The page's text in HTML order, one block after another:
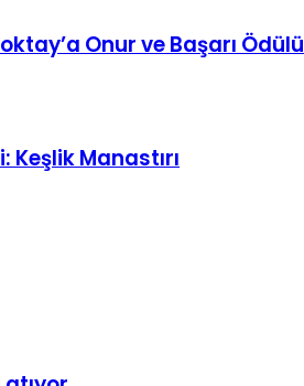
Onur ve Başarı Ödülü
Keşlik Manastırı